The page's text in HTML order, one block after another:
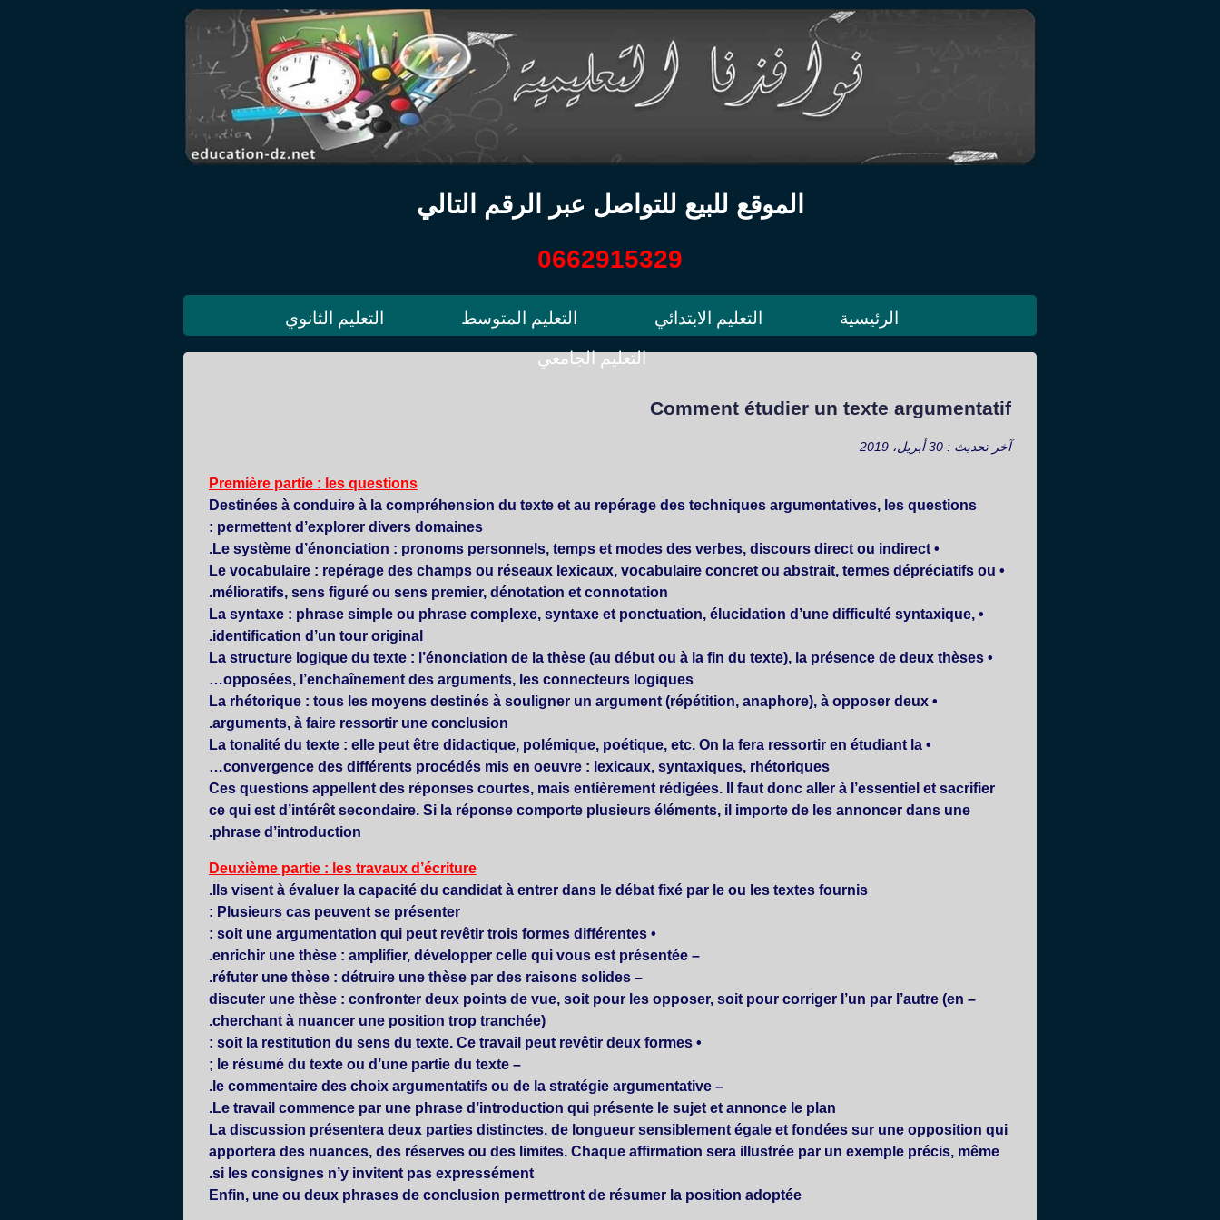
الموقع للبيع للتواصل عبر الرقم التالي
0662915329
الرئيسية التعليم الابتدائي التعليم المتوسط التعليم الثانوي
التعليم الجامعي
Comment étudier un texte argumentatif
آخر تحديث : 30 أبريل، 2019
Première partie : les questions
Destinées à conduire à la compréhension du texte et au repérage des techniques argumentatives, les questions
permettent d’explorer divers domaines :
• Le système d’
énonciation : pronoms personnels, temps et modes des verbes, discours direct ou indirect.
• Le
vocabulaire : repérage des champs ou réseaux lexicaux, vocabulaire concret ou abstrait, termes dépréciatifs ou
mélioratifs, sens figuré ou sens premier, dénotation et connotation.
• La
syntaxe : phrase simple ou phrase complexe, syntaxe et ponctuation, élucidation d’une difficulté syntaxique,
identification d’un tour original.
• La
structure logique du texte : l’énonciation de la thèse (au début ou à la fin du texte), la présence de deux thèses
opposées, l’enchaînement des arguments, les connecteurs logiques…
• La
rhétorique : tous les moyens destinés à souligner un argument (répétition, anaphore), à opposer deux
arguments, à faire ressortir une conclusion.
• La
tonalité du texte : elle peut être didactique, polémique, poétique, etc. On la fera ressortir en étudiant la
convergence des différents procédés mis en oeuvre : lexicaux, syntaxiques, rhétoriques…
Ces questions appellent des réponses courtes, mais entièrement rédigées. Il faut donc aller à l’essentiel et sacrifier
ce qui est d’intérêt secondaire. Si la réponse comporte plusieurs éléments, il importe de les annoncer dans une
phrase d’introduction.
Deuxième partie : les travaux d’écriture
Ils visent à évaluer la capacité du candidat à entrer dans le débat fixé par le ou les textes fournis.
Plusieurs cas peuvent se présenter :
• soit une argumentation qui peut revêtir trois formes différentes :
–
enrichir une thèse : amplifier, développer celle qui vous est présentée.
–
réfuter une thèse : détruire une thèse par des raisons solides.
–
discuter une thèse : confronter deux points de vue, soit pour les opposer, soit pour corriger l’un par l’autre (en
cherchant à nuancer une position trop tranchée).
• soit la restitution du sens du texte. Ce travail peut revêtir deux formes :
– le
résumé du texte ou d’une partie du texte ;
– le commentaire des choix argumentatifs ou de la
stratégie argumentative
.
Le travail commence par une phrase d’introduction qui présente le sujet et annonce le plan.
La discussion présentera deux parties distinctes, de longueur sensiblement égale et fondées sur une opposition qui
apportera des nuances, des réserves ou des limites. Chaque affirmation sera illustrée par un exemple précis, même
si les consignes n’y invitent pas expressément.
Enfin, une ou deux phrases de conclusion permettront de résumer la position adoptée